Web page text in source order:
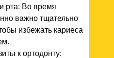
рта: Во время
важно тщательно
избежать кариеса
к ортодонту: